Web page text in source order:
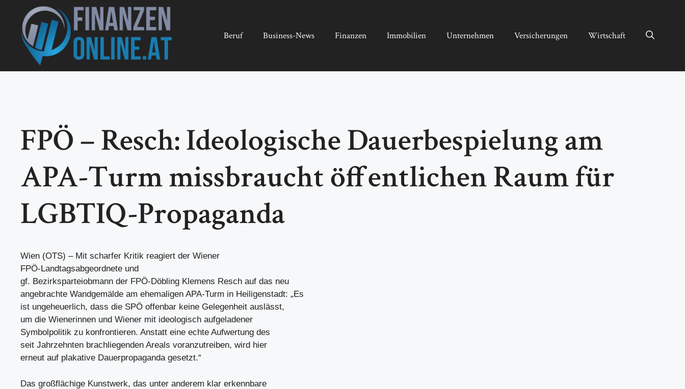
springen
Beruf Business-News Finanzen Immobilien Unternehmen Versicherungen Wirtschaft
FPÖ – Resch: Ideologische Dauerbespielung am
APA-Turm missbraucht öffentlichen Raum für
LGBTIQ-Propaganda
Wien (OTS) – Mit scharfer Kritik reagiert der Wiener
FPÖ-Landtagsabgeordnete und
gf. Bezirksparteiobmann der FPÖ-Döbling Klemens Resch auf das neu
angebrachte Wandgemälde am ehemaligen APA-Turm in Heiligenstadt: „Es
ist ungeheuerlich, dass die SPÖ offenbar keine Gelegenheit auslässt,
um die Wienerinnen und Wiener mit ideologisch aufgeladener
Symbolpolitik zu konfrontieren. Anstatt eine echte Aufwertung des
seit Jahrzehnten brachliegenden Areals voranzutreiben, wird hier
erneut auf plakative Dauerpropaganda gesetzt.“
Das großflächige Kunstwerk, das unter anderem klar erkennbare